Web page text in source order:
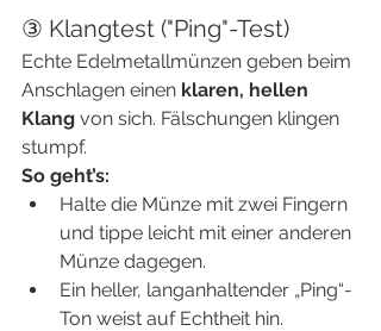
③ Klangtest ("Ping"-Test)
Echte Edelmetallmünzen geben beim
Anschlagen einen klaren, hellen
Klang von sich. Fälschungen klingen
stumpf.
So geht’s:
Halte die Münze mit zwei Fingern
und tippe leicht mit einer anderen
Münze dagegen.
Ein heller, langanhaltender „Ping“-
Ton weist auf Echtheit hin.